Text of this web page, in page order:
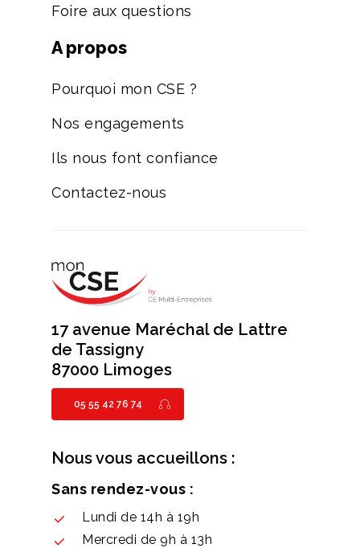
Foire aux questions
A propos
Pourquoi mon CSE ?
Nos engagements
Ils nous font confiance
Contactez-nous
17 avenue Maréchal de Lattre
de Tassigny
87000 Limoges
05 55 42 76 74
Nous vous accueillons :
Sans rendez-vous :
Lundi de 14h à 19h
Mercredi de 9h à 13h